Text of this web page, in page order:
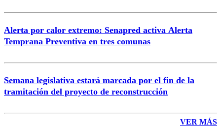
Alerta por calor extremo: Senapred activa Alerta
Temprana Preventiva en tres comunas
Semana legislativa estará marcada por el fin de la
tramitación del proyecto de reconstrucción
VER MÁS